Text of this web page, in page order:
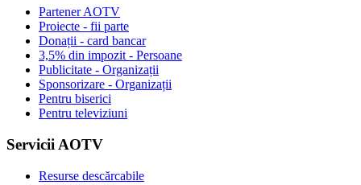
Partener AOTV
Proiecte - fii parte
Donații - card bancar
3,5% din impozit - Persoane
Publicitate - Organizații
Sponsorizare - Organizații
Pentru biserici
Pentru televiziuni
Servicii AOTV
Resurse descărcabile